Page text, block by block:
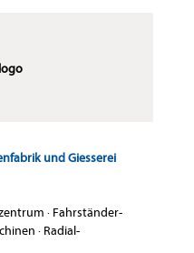
und Giesserei
· Fahrständer-
· Radial-